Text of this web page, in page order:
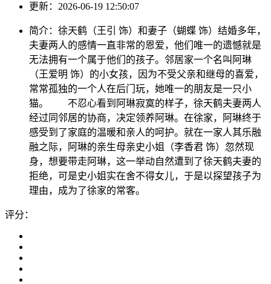
更新： 2026-06-19 12:50:07
简介： 徐天鹤（王引 饰）和妻子（蝴蝶 饰）结婚多年，
夫妻两人的感情一直非常的恩爱，他们唯一的遗憾就是
无法拥有一个属于他们的孩子。邻居家一个名叫阿琳
（王爱明 饰）的小女孩，因为不受父亲和继母的喜爱，
常常孤独的一个人在后门玩，她唯一的朋友是一只小
猫。 不忍心看到阿琳寂寞的样子，徐天鹤夫妻两人
经过同邻居的协商，决定领养阿琳。在徐家，阿琳终于
感受到了家庭的温暖和亲人的呵护。就在一家人其乐融
融之际，阿琳的亲生母亲史小姐（李香君 饰）忽然现
身，想要带走阿琳，这一举动自然遭到了徐天鹤夫妻的
拒绝，可是史小姐实在舍不得女儿，于是以探望孩子为
理由，成为了徐家的常客。
评分：